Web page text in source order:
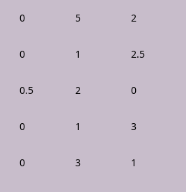
0 5 2
0 1 2.5
0.5 2 0
0 1 3
0 3 1